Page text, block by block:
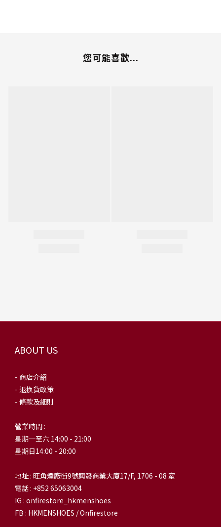
您可能喜歡...
ABOUT US
- 商店介紹
- 退換貨政策
- 條款及細則
營業時間 :
星期一至六 14:00 - 21:00
星期日14:00 - 20:00
地址 : 旺角煙廠街9號興發商業大廈17/F, 1706 - 08 室
電話 : +852 65063004
IG : onfirestore_hkmenshoes
FB : HKMENSHOES / Onfirestore